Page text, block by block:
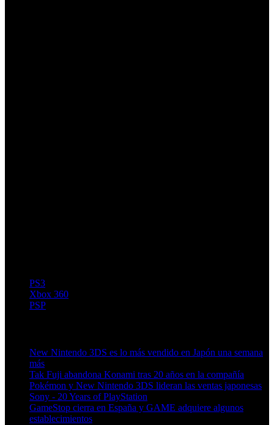
PS3
Xbox 360
PSP
New Nintendo 3DS es lo más vendido en Japón una semana
más
Tak Fuji abandona Konami tras 20 años en la compañía
Pokémon y New Nintendo 3DS lideran las ventas japonesas
Sony - 20 Years of PlayStation
GameStop cierra en España y GAME adquiere algunos
establecimientos